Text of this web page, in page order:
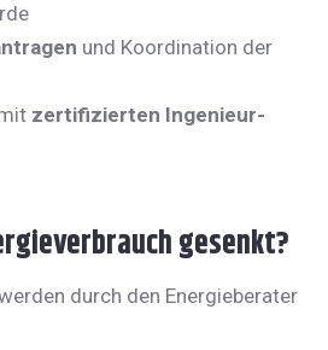
und Koordination der
zertifizierten Ingenieur-
gesenkt?
durch den Energieberater